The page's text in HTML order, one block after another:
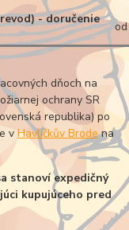
- doručenie
dňoch na
ochrany SR
republika) po
vHavlíčkův Brodena
stanoví expedičný
kupujúceho pred